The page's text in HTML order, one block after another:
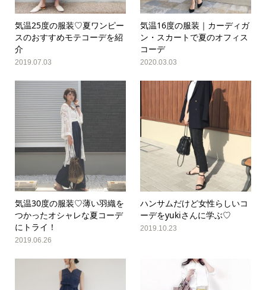
気温25度の服装♡夏ワンピー
スのおすすめモテコーデを紹
介
2019.07.03
気温16度の服装｜カーディガ
ン・スカートで夏のオフィス
コーデ
2020.03.03
気温30度の服装♡薄い羽織を
つかったオシャレな夏コーデ
にトライ！
2019.06.26
ハンサムだけど女性らしいコ
ーデをyukiさんに学ぶ♡
2019.10.23